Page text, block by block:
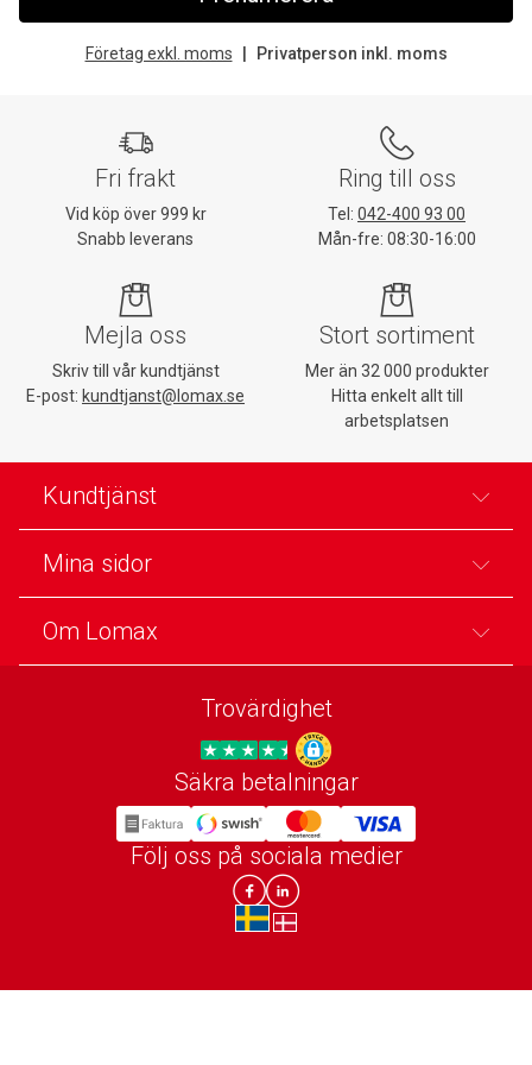
Företag exkl. moms Privatperson inkl. moms
Fri frakt
Vid köp över 999 kr
Snabb leverans
Ring till oss
Tel: 042-400 93 00
Mån-fre: 08:30-16:00
Mejla oss
Skriv till vår kundtjänst
E-post: kundtjanst@lomax.se
Stort sortiment
Mer än 32 000 produkter
Hitta enkelt allt till
arbetsplatsen
Kundtjänst
Mina sidor
Om Lomax
Trovärdighet
Trygg E-handel
Säkra betalningar
Följ oss på sociala medier
Lomax DK Facebook
Lomax SE LinkIn
sv-SEda-DK